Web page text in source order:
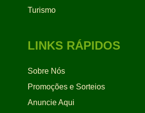
Turismo
LINKS RÁPIDOS
Sobre Nós
Promoções e Sorteios
Anuncie Aqui